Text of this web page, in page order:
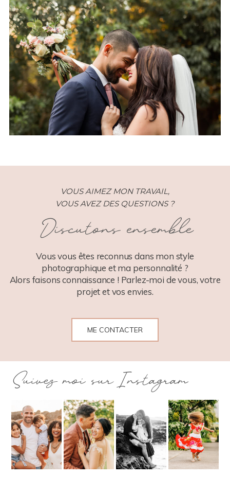
Un mariage bohème chic à la
Sainte Hélène Réunion
VOUS AIMEZ MON TRAVAIL,
VOUS AVEZ DES QUESTIONS ?
Discutons ensemble
Vous vous êtes reconnus dans mon style
photographique et ma personnalité ?
Alors faisons connaissance ! Parlez-moi de vous, votre
projet et vos envies.
ME CONTACTER
Suivez moi sur Instagram